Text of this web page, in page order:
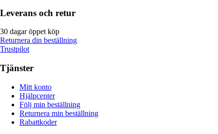
Leverans och retur
30 dagar öppet köp
Returnera din beställning
Trustpilot
Tjänster
Mitt konto
Hjälpcenter
Följ min beställning
Returnera min beställning
Rabattkoder